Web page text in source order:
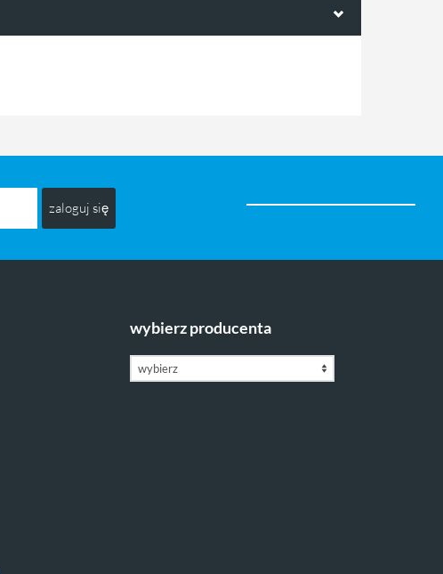
zaloguj się
wybierz producenta